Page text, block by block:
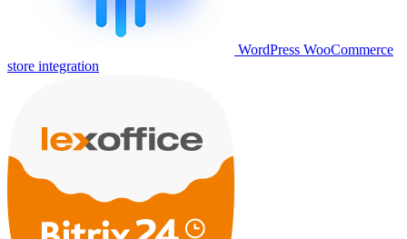
WordPress WooCommerce
store integration